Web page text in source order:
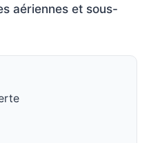
aériennes et sous-